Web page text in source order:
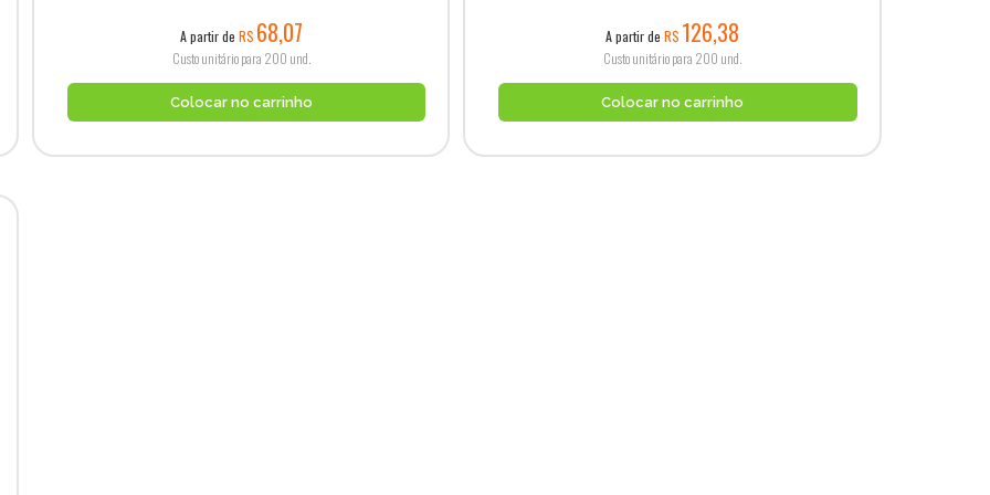
A partir de R$ 68,07
Custo unitário para 200 und.
Colocar no carrinho
A partir de R$ 126,38
Custo unitário para 200 und.
Colocar no carrinho